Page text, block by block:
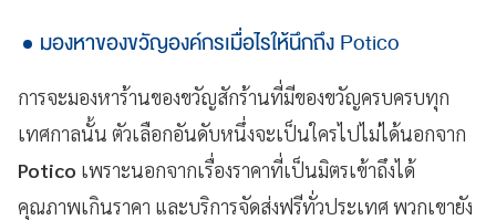
มองหาของขวัญองค์กรเมื่อไรให้นึกถึง Potico
การจะมองหาร้านของขวัญสักร้านที่มีของขวัญครบครบทุก
เทศกาลนั้น ตัวเลือกอันดับหนึ่งจะเป็นใครไปไม่ได้นอกจาก
Potico เพราะนอกจากเรื่องราคาที่เป็นมิตรเข้าถึงได้
คุณภาพเกินราคา และบริการจัดส่งฟรีทั่วประเทศ พวกเขายัง